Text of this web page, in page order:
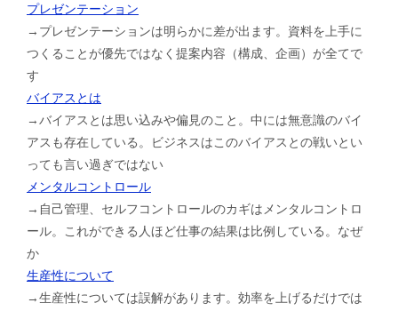
プレゼンテーション
→プレゼンテーションは明らかに差が出ます。資料を上手に
つくることが優先ではなく提案内容（構成、企画）が全てで
す
バイアスとは
→バイアスとは思い込みや偏見のこと。中には無意識のバイ
アスも存在している。ビジネスはこのバイアスとの戦いとい
っても言い過ぎではない
メンタルコントロール
→自己管理、セルフコントロールのカギはメンタルコントロ
ール。これができる人ほど仕事の結果は比例している。なぜ
か
生産性について
→生産性については誤解があります。効率を上げるだけでは